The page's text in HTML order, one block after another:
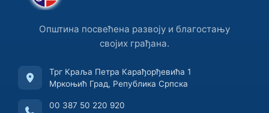
Општина посвећена развоју и благостању
својих грађана.
Трг Краља Петра Карађорђевића 1
Мркоњић Град, Република Српска
00 387 50 220 920